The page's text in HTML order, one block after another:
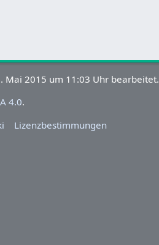
Mai 2015 um 11:03 Uhr bearbeitet.
4.0.
Lizenzbestimmungen